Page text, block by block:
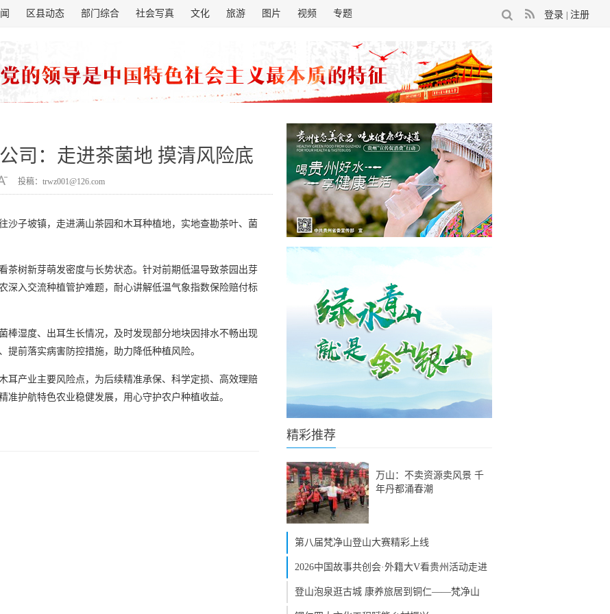
登录 注册
区县动态 部门综合 社会写真 文化 旅游 图片 视频 专题
司：走进茶菌地 摸清风险底
投稿：trwz001@126.com
沙子坡镇，走进满山茶园和木耳种植地，实地查勘茶叶、菌
茶树新芽萌发密度与长势状态。针对前期低温导致茶园出芽
深入交流种植管护难题，耐心讲解低温气象指数保险赔付标
棒湿度、出耳生长情况，及时发现部分地块因排水不畅出现
前落实病害防控措施，助力降低种植风险。
耳产业主要风险点，为后续精准承保、科学定损、高效理赔
护航特色农业稳健发展，用心守护农户种植收益。
精彩推荐
万山：不卖资源卖风景 千
年丹都涌春潮
第八届梵净山登山大赛精彩上线
2026中国故事共创会·外籍大V看贵州活动走进
登山泡泉逛古城 康养旅居到铜仁——梵净山